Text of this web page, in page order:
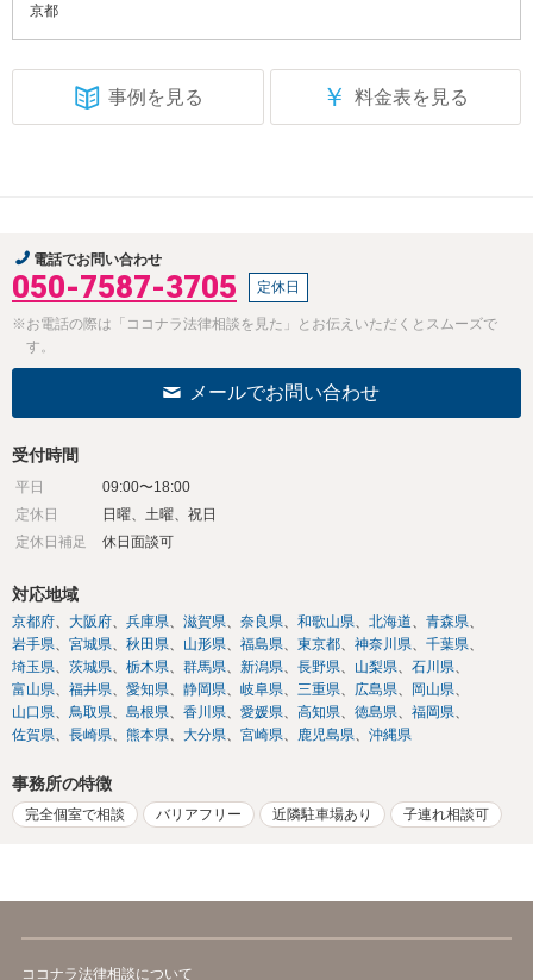
京都
事例を見る ￥ 料金表を見る
電話でお問い合わせ
050-7587-3705 定休日
※お電話の際は「ココナラ法律相談を見た」とお伝えいただくとスムーズで
す。
メールでお問い合わせ
受付時間
平日
09:00〜18:00
定休日
日曜、土曜、祝日
定休日補足
休日面談可
対応地域
京都府 大阪府 兵庫県 滋賀県 奈良県 和歌山県 北海道
青森県
岩手県
宮城県 秋田県 山形県 福島県 東京都 神奈川県
千葉県
埼玉県
茨城県 栃木県 群馬県 新潟県 長野県 山梨県
石川県
富山県
福井県 愛知県 静岡県 岐阜県 三重県 広島県
岡山県
山口県
鳥取県 島根県 香川県 愛媛県 高知県 徳島県
福岡県
佐賀県
長崎県 熊本県 大分県 宮崎県 鹿児島県 沖縄県
事務所の特徴
完全個室で相談 バリアフリー 近隣駐車場あり 子連れ相談可
ココナラ法律相談について